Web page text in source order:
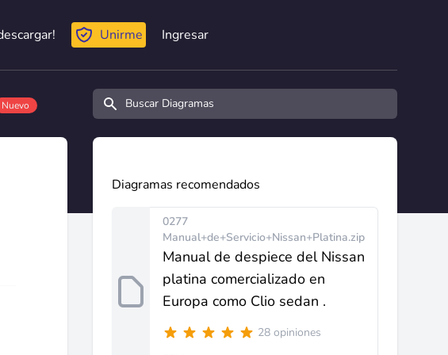
Unirme Ingresar
Nuevo Buscar diagramas y manuales
Diagramas recomendados
0277
Manual+de+Servicio+Nissan+Platina.zip
Manual de despiece del Nissan
platina comercializado en
Europa como Clio sedan .
28 opiniones